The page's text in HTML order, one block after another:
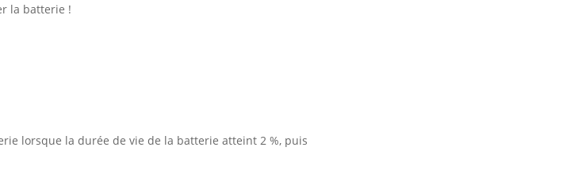
la batterie !
lorsque la durée de vie de la batterie atteint 2 %, puis